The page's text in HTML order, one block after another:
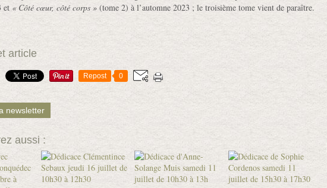
et « Côté cœur, côté corps » (tome 2) à l’automne 2023 ; le troisième tome vient de paraître.
article
Repost 0
newsletter
aussi :